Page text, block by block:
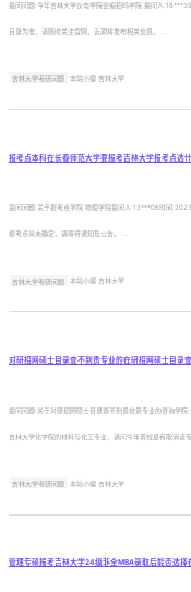
提问问题:今年吉林大学仪电学院会缩招吗学院:提问人
目录为准，请随时关注官网，近期将发布相关信息。 ...
吉林大学考研问题 本站小编 吉林大学
报考点本科在长春师范大学要报考吉林大学报考点选
提问问题:关于报考点学院:物理学院提问人:13***06时间
报考点尚未确定，请等待通知及公告。 ...
吉林大学考研问题 本站小编 吉林大学
对研招网硕士目录查不到贵专业的在研招网硕士目录
提问问题:关于对研招网硕士目录查不到贵校贵专业的咨询学
吉林大学化学院的材料与化工专业，请问今年贵校是有取消该
吉林大学考研问题 本站小编 吉林大学
管理专硕报考吉林大学24级非全MBA录取后能否选择